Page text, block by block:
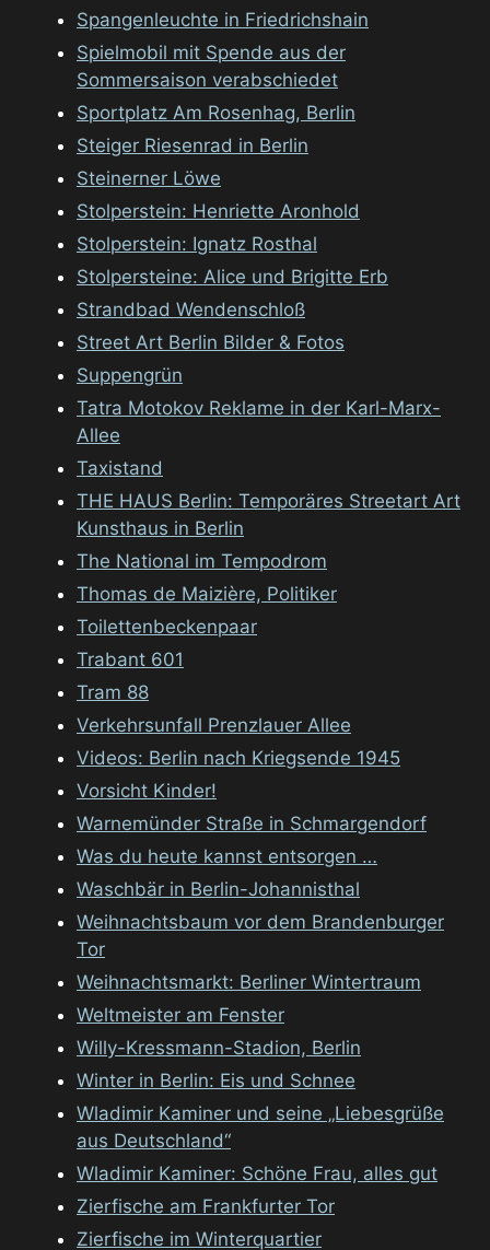
Spangenleuchte in Friedrichshain
Spielmobil mit Spende aus der
Sommersaison verabschiedet
Sportplatz Am Rosenhag, Berlin
Steiger Riesenrad in Berlin
Steinerner Löwe
Stolperstein: Henriette Aronhold
Stolperstein: Ignatz Rosthal
Stolpersteine: Alice und Brigitte Erb
Strandbad Wendenschloß
Street Art Berlin Bilder & Fotos
Suppengrün
Tatra Motokov Reklame in der Karl-Marx-
Allee
Taxistand
THE HAUS Berlin: Temporäres Streetart Art
Kunsthaus in Berlin
The National im Tempodrom
Thomas de Maizière, Politiker
Toilettenbeckenpaar
Trabant 601
Tram 88
Verkehrsunfall Prenzlauer Allee
Videos: Berlin nach Kriegsende 1945
Vorsicht Kinder!
Warnemünder Straße in Schmargendorf
Was du heute kannst entsorgen …
Waschbär in Berlin-Johannisthal
Weihnachtsbaum vor dem Brandenburger
Tor
Weihnachtsmarkt: Berliner Wintertraum
Weltmeister am Fenster
Willy-Kressmann-Stadion, Berlin
Winter in Berlin: Eis und Schnee
Wladimir Kaminer und seine „Liebesgrüße
aus Deutschland“
Wladimir Kaminer: Schöne Frau, alles gut
Zierfische am Frankfurter Tor
Zierfische im Winterquartier